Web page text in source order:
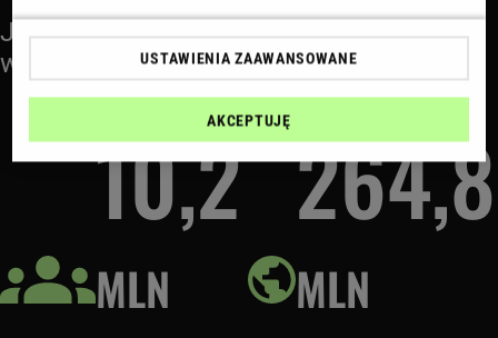
Jesteśmy jedną z wiodących grup
wydawniczych w Polsce
10,2
MLN
264,8
MLN
USTAWIENIA ZAAWANSOWANE
AKCEPTUJĘ